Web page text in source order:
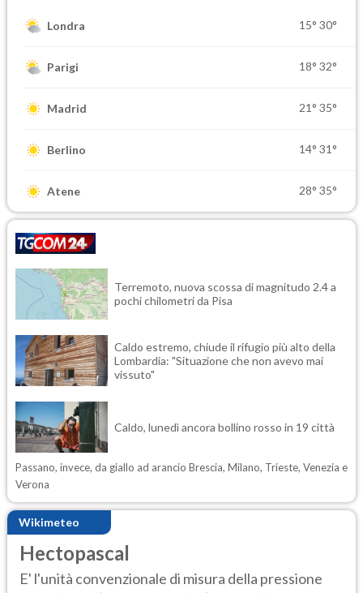
Londra 15° 30°
Parigi 18° 32°
Madrid 21° 35°
Berlino 14° 31°
Atene 28° 35°
Terremoto, nuova scossa di magnitudo 2.4 a
pochi chilometri da Pisa
Caldo estremo, chiude il rifugio più alto della
Lombardia: "Situazione che non avevo mai
vissuto"
Caldo, lunedì ancora bollino rosso in 19 città
Passano, invece, da giallo ad arancio Brescia, Milano, Trieste, Venezia e
Verona
Wikimeteo
Hectopascal
E' l'unità convenzionale di misura della pressione